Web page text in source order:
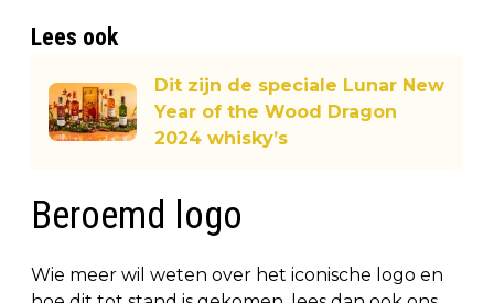
Lees ook
Dit zijn de speciale Lunar New
Year of the Wood Dragon
2024 whisky’s
Beroemd logo
Wie meer wil weten over het iconische logo en